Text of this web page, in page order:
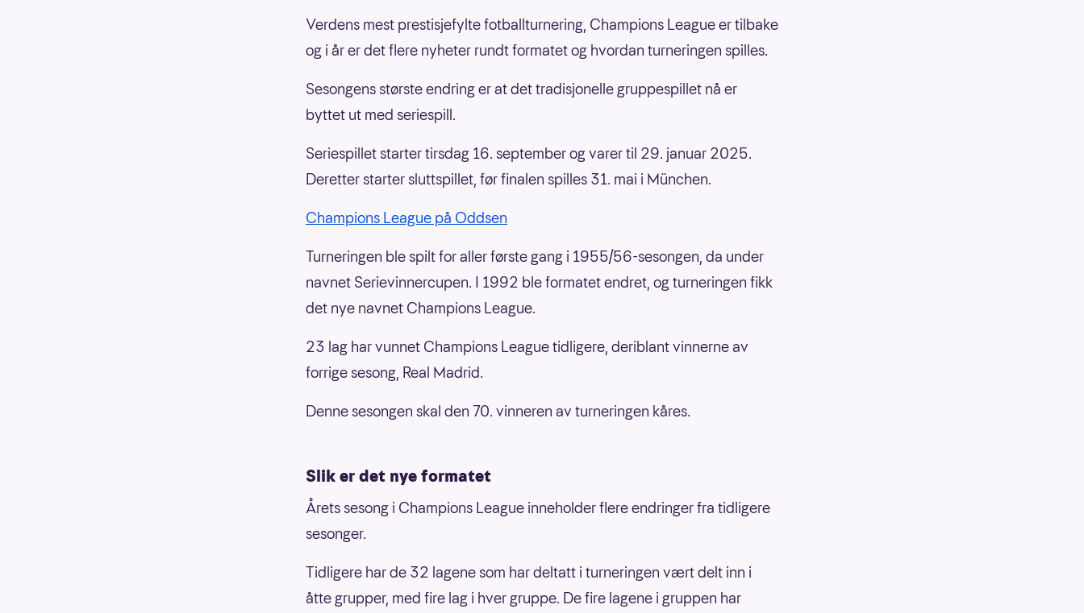
Verdens mest prestisjefylte fotballturnering, Champions League er tilbake
og i år er det flere nyheter rundt formatet og hvordan turneringen spilles.
Sesongens største endring er at det tradisjonelle gruppespillet nå er
byttet ut med seriespill.
Seriespillet starter tirsdag 16. september og varer til 29. januar 2025.
Deretter starter sluttspillet, før finalen spilles 31. mai i München.
Champions League på Oddsen
Turneringen ble spilt for aller første gang i 1955/56-sesongen, da under
navnet Serievinnercupen. I 1992 ble formatet endret, og turneringen fikk
det nye navnet Champions League.
23 lag har vunnet Champions League tidligere, deriblant vinnerne av
forrige sesong, Real Madrid.
Denne sesongen skal den 70. vinneren av turneringen kåres.
Slik er det nye formatet
Årets sesong i Champions League inneholder flere endringer fra tidligere
sesonger.
Tidligere har de 32 lagene som har deltatt i turneringen vært delt inn i
åtte grupper, med fire lag i hver gruppe. De fire lagene i gruppen har